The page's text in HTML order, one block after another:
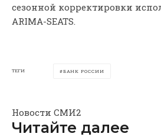
сезонной корректировки
ARIMA-SEATS.
ТЕГИ БАНК РОССИИ
Новости СМИ2
Читайте далее